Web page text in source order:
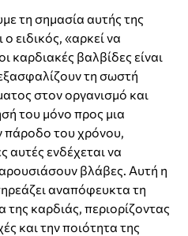
τη σημασία αυτής της
ο ειδικός, «αρκεί να
καρδιακές βαλβίδες είναι
τη σωστή
στον οργανισμό και
του μόνο προς μια
πάροδο του χρόνου,
αυτές ενδέχεται να
βλάβες. Αυτή η
αναπόφευκτα τη
της καρδιάς, περιορίζοντας
και την ποιότητα της